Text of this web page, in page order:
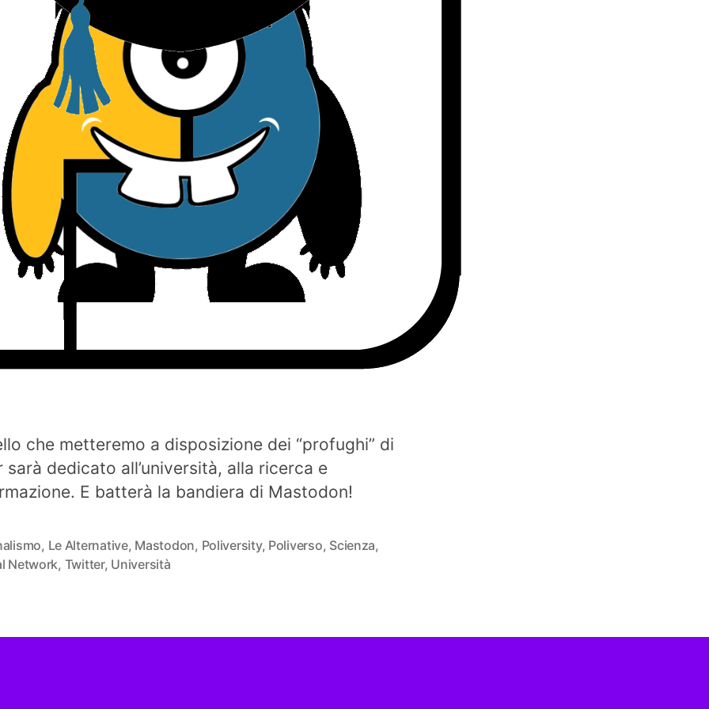
che metteremo a disposizione dei “profughi” di
sarà dedicato all’università, alla ricerca e
E batterà la bandiera di Mastodon!
, Le Alternative, Mastodon, Poliversity, Poliverso, Scienza,
Network, Twitter, Università